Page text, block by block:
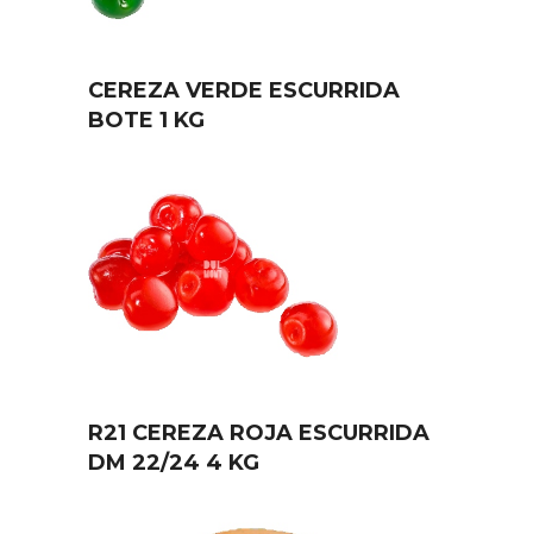
CEREZA VERDE ESCURRIDA
BOTE 1 KG
R21 CEREZA ROJA ESCURRIDA
DM 22/24 4 KG